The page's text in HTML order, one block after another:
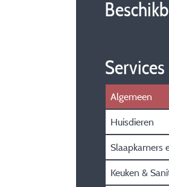
Services
Algemeen
Huisdieren
Slaapkamers
Keuken &